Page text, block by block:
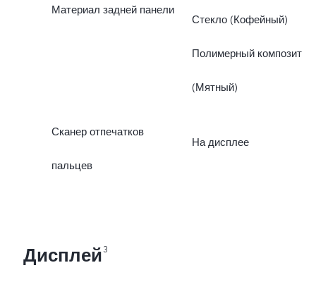
Материал задней панели
Стекло (Кофейный)
Полимерный композит
(Мятный)
Сканер отпечатков
пальцев
На дисплее
Дисплей3